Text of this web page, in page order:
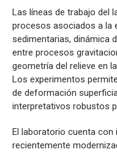
Las líneas de trabajo del
procesos asociados a la
sedimentarias, dinámica
entre procesos
geometría del relieve en
Los experimentos
de deformación
interpretativos robustos
El laboratorio cuenta
recientemente